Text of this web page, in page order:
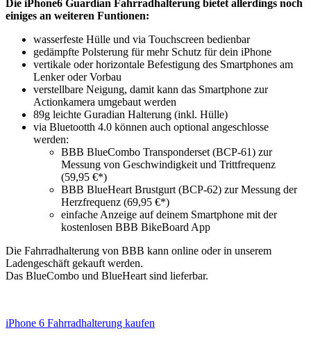
Die iPhone6 Guardian Fahrradhalterung bietet allerdings noch
einiges an weiteren Funtionen:
wasserfeste Hülle und via Touchscreen bedienbar
gedämpfte Polsterung für mehr Schutz für dein iPhone
vertikale oder horizontale Befestigung des Smartphones am
Lenker oder Vorbau
verstellbare Neigung, damit kann das Smartphone zur
Actionkamera umgebaut werden
89g leichte Guradian Halterung (inkl. Hülle)
via Bluetootth 4.0 können auch optional angeschlosse
werden:
BBB BlueCombo Transponderset (BCP-61) zur
Messung von Geschwindigkeit und Trittfrequenz
(59,95 €*)
BBB BlueHeart Brustgurt (BCP-62) zur Messung der
Herzfrequenz (69,95 €*)
einfache Anzeige auf deinem Smartphone mit der
kostenlosen BBB BikeBoard App
Die Fahrradhalterung von BBB kann online oder in unserem
Ladengeschäft gekauft werden.
Das BlueCombo und BlueHeart sind lieferbar.
iPhone 6 Fahrradhalterung kaufen